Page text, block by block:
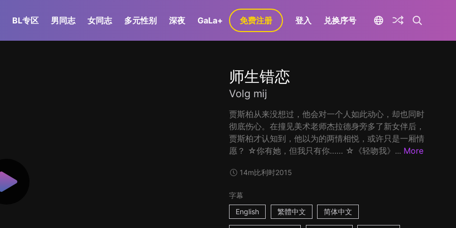
BL专区 男同志 女同志 多元性别 深夜 GaLa+ 免费注册 登入 兑换序号
师生错恋
Volg mij
贾斯柏从来没想过，他会对一个人如此动心，却也同时
彻底伤心。在撞见美术老师杰拉德身旁多了新女伴后，
贾斯柏才认知到，他以为的两情相悦，或许只是一厢情
愿？ ☆你有她，但我只有你…… ☆《轻吻我》... More
14m比利时2015
字幕
English
繁體中文 简体中文